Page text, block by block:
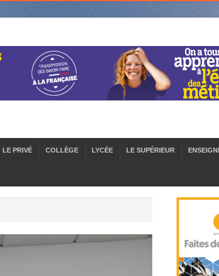
LE PRIVÉ COLLÈGE LYCÉE LE SUPÉRIEUR